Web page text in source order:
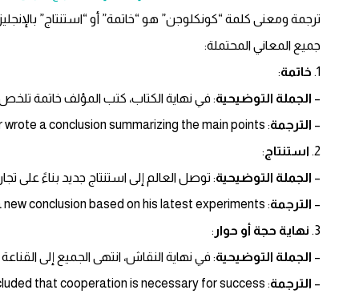
ترجمة ومعنى كلمة “كونكلوجن” هو “خاتمة” أو “استنتاج”
جميع المعاني المحتملة:
1. خاتمة:
– الجملة التوضيحية: في نهاية الكتاب، كتب المؤلف خاتمة تلخص
– الترجمة: At the end of the book, the author wrote a conclusion summarizing the main points.
2. استنتاج :
– الجملة التوضيحية: توصل العالم إلى استنتاج جديد بناءً على
– الترجمة: The scientist reached a new conclusion based on his latest experiments.
3. نهاية حجة أو حوار :
– الجملة التوضيحية: في نهاية النقاش، انتهى الجميع إلى
– الترجمة: At the end of the debate, everyone concluded that cooperation is necessary for success.